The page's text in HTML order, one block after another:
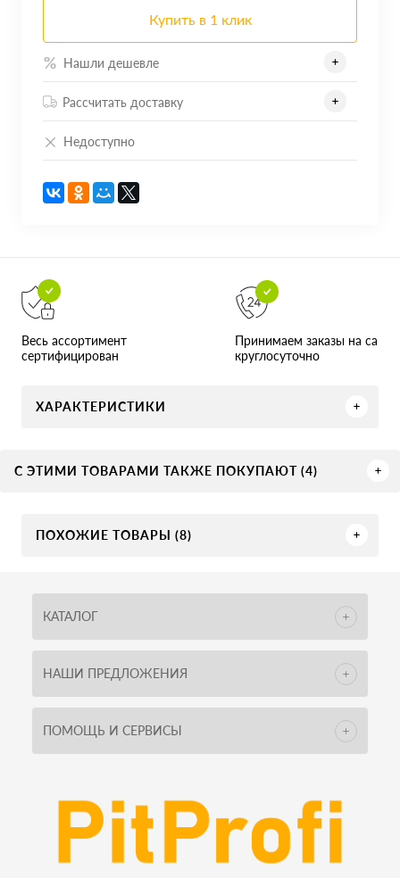
Купить в 1 клик
Нашли дешевле
Рассчитать доставку
Недоступно
Весь ассортимент
сертифицирован
Принимаем заказы на сайте
круглосуточно
ХАРАКТЕРИСТИКИ
С ЭТИМИ ТОВАРАМИ ТАКЖЕ ПОКУПАЮТ (4)
ПОХОЖИЕ ТОВАРЫ (8)
КАТАЛОГ
НАШИ ПРЕДЛОЖЕНИЯ
ПОМОЩЬ И СЕРВИСЫ